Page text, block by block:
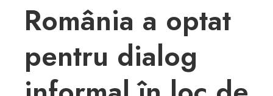
România a optat
pentru dialog